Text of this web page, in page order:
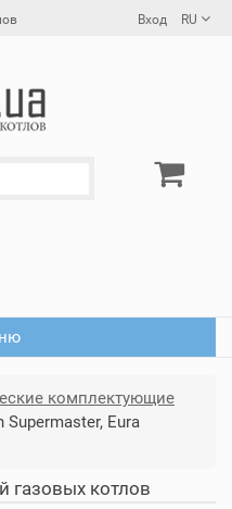
Вход RU
комплектующие
Supermaster, Eura
газовых котлов